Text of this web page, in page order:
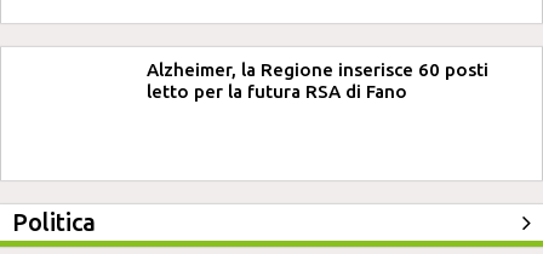
Alzheimer, la Regione inserisce 60 posti
letto per la futura RSA di Fano
Politica